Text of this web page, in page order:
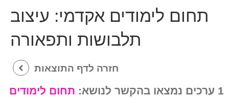
תחום לימודים אקדמי: עיצוב
תלבושות ותפאורה
חזרה לדף התוצאות
1 ערכים נמצאו בהקשר לנושא:
תחום לימודים